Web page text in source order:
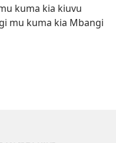
kuma kia kiuvu
mu kuma kia Mbangi